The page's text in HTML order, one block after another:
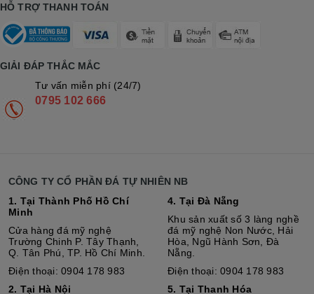
HỖ TRỢ THANH TOÁN
GIẢI ĐÁP THẮC MẮC
Tư vấn miễn phí (24/7)
0795 102 666
CÔNG TY CỔ PHẦN ĐÁ TỰ NHIÊN NB
1. Tại Thành Phố Hồ Chí
Minh
Cửa hàng đá mỹ nghệ
Trường Chinh P. Tây Thạnh,
Q. Tân Phú, TP. Hồ Chí Minh.
Điện thoại: 0904 178 983
2. Tại Hà Nội
4. Tại Đà Nẵng
Khu sản xuất số 3 làng nghề
đá mỹ nghệ Non Nước, Hải
Hòa, Ngũ Hành Sơn, Đà
Nẵng.
Điện thoại: 0904 178 983
5. Tại Thanh Hóa